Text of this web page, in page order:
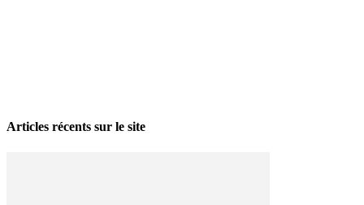
Articles récents sur le site